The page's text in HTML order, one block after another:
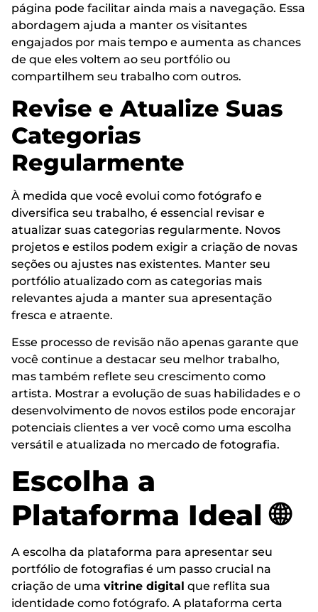
página pode facilitar ainda mais a navegação. Essa
abordagem ajuda a manter os visitantes
engajados por mais tempo e aumenta as chances
de que eles voltem ao seu portfólio ou
compartilhem seu trabalho com outros.
Revise e Atualize Suas
Categorias
Regularmente
À medida que você evolui como fotógrafo e
diversifica seu trabalho, é essencial revisar e
atualizar suas categorias regularmente. Novos
projetos e estilos podem exigir a criação de novas
seções ou ajustes nas existentes. Manter seu
portfólio atualizado com as categorias mais
relevantes ajuda a manter sua apresentação
fresca e atraente.
Esse processo de revisão não apenas garante que
você continue a destacar seu melhor trabalho,
mas também reflete seu crescimento como
artista. Mostrar a evolução de suas habilidades e o
desenvolvimento de novos estilos pode encorajar
potenciais clientes a ver você como uma escolha
versátil e atualizada no mercado de fotografia.
Escolha a
Plataforma Ideal 🌐
A escolha da plataforma para apresentar seu
portfólio de fotografias é um passo crucial na
criação de uma vitrine digital que reflita sua
identidade como fotógrafo. A plataforma certa